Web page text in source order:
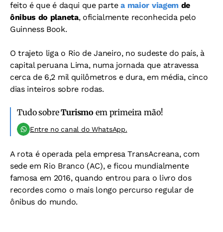
feito é que é daqui que partea maior viagemde
ônibus do planeta, oficialmente reconhecida pelo
Guinness Book.
O trajeto liga o Rio de Janeiro, no sudeste do país, à
capital peruana Lima, numa jornada que atravessa
cerca de 6,2 mil quilômetros e dura, em média, cinco
dias inteiros sobre rodas.
Tudo sobreTurismo em primeira mão!
Entre no canal do WhatsApp.
A rota é operada pela empresa TransAcreana, com
sede em Rio Branco (AC), e ficou mundialmente
famosa em 2016, quando entrou para o livro dos
recordes como o mais longo percurso regular de
ônibus do mundo.